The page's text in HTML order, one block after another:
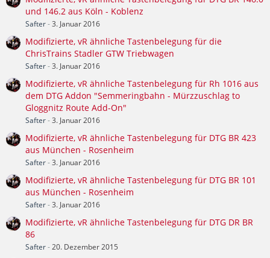
und 146.2 aus Köln - Koblenz
Safter-3. Januar 2016
Modifizierte, vR ähnliche Tastenbelegung für die
ChrisTrains Stadler GTW Triebwagen
Safter-3. Januar 2016
Modifizierte, vR ähnliche Tastenbelegung für Rh 1016 aus
dem DTG Addon "Semmeringbahn - Mürzzuschlag to
Gloggnitz Route Add-On"
Safter-3. Januar 2016
Modifizierte, vR ähnliche Tastenbelegung für DTG BR 423
aus München - Rosenheim
Safter-3. Januar 2016
Modifizierte, vR ähnliche Tastenbelegung für DTG BR 101
aus München - Rosenheim
Safter-3. Januar 2016
Modifizierte, vR ähnliche Tastenbelegung für DTG DR BR
86
Safter-20. Dezember 2015